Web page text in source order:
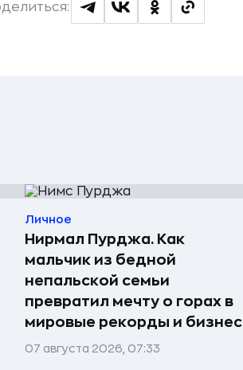
Личное
Нирмал Пурджа. Как
мальчик из бедной
непальской семьи
превратил мечту о горах в
мировые рекорды и бизнес
07 августа 2026, 07:33